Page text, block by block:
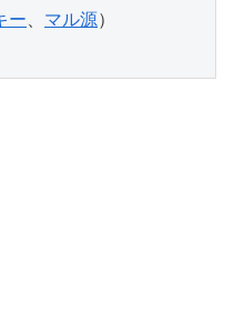
ー、 マル源）